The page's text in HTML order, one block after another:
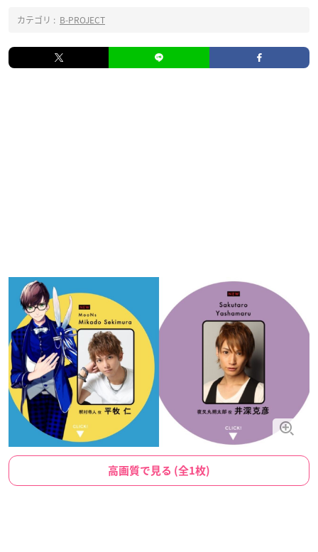
カテゴリ : B-PROJECT
高画質で見る (全1枚)